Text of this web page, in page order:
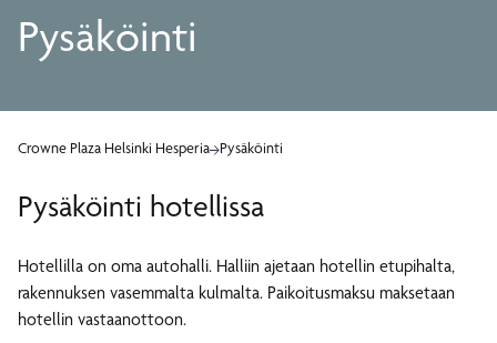
Pysäköinti
Crowne Plaza Helsinki Hesperia Pysäköinti
Pysäköinti hotellissa
Hotellilla on oma autohalli. Halliin ajetaan hotellin etupihalta,
rakennuksen vasemmalta kulmalta. Paikoitusmaksu maksetaan
hotellin vastaanottoon.